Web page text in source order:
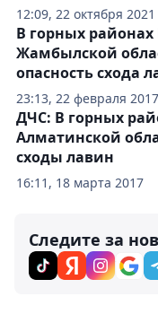
12:09, 22 октября 2021
23:13, 22 февраля 2017
В горных
Жамбылской
опасность схода
16:11, 18 марта 2017
ДЧС: В горных
Алматинской
сходы лавин
Следите за